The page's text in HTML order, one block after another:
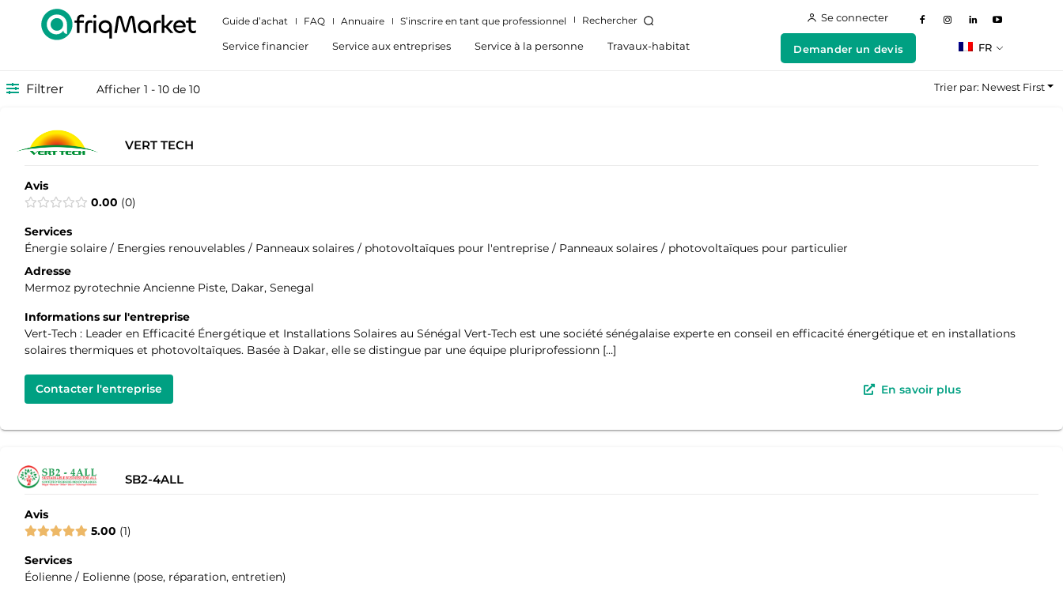
Guide d’achat FAQ Annuaire S’inscrire en tant que professionnel Rechercher Se connecter
Service financier Service aux entreprises Service à la personne Travaux-habitat Demander un devis FR
Filtrer Afficher 1 - 10 de 10 Trier par: Newest First
VERT TECH
Avis
0.00 0
Services
Énergie solaire / Energies renouvelables / Panneaux solaires / photovoltaïques pour l'entreprise / Panneaux solaires / photovoltaïques pour particulier
Adresse
Mermoz pyrotechnie Ancienne Piste, Dakar, Senegal
Informations sur l'entreprise
Vert-Tech : Leader en Efficacité Énergétique et Installations Solaires au Sénégal Vert-Tech est une société sénégalaise experte en conseil en efficacité énergétique et en installations
solaires thermiques et photovoltaïques. Basée à Dakar, elle se distingue par une équipe pluriprofessionn […]
Contacter l'entreprise En savoir plus
SB2-4ALL
Avis
5.00 1
Services
Éolienne / Eolienne (pose, réparation, entretien)